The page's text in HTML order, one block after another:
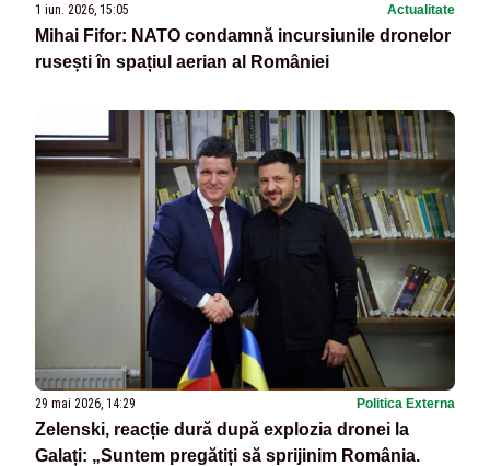
1 iun. 2026, 15:05 Actualitate
Mihai Fifor: NATO condamnă incursiunile dronelor
rusești în spațiul aerian al României
29 mai 2026, 14:29 Politica Externa
Zelenski, reacție dură după explozia dronei la
Galați: „Suntem pregătiți să sprijinim România.